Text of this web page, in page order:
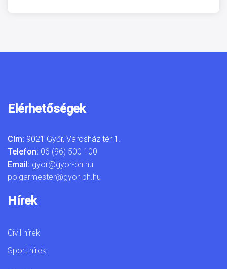
Elérhetőségek
Cím: 9021 Győr, Városház tér 1.
Telefon: 06 (96) 500 100
Email: gyor@gyor-ph.hu
polgarmester@gyor-ph.hu
Hírek
Civil hírek
Sport hírek